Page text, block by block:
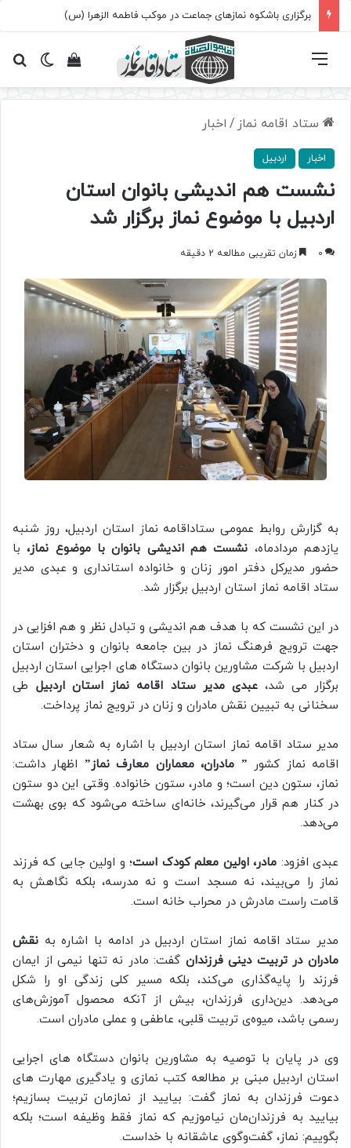
برگزاری باشکوه نمازهای جماعت در موکب فاطمه الزهرا (س)
تغییرمشاهده فهرست
ستاد اقامه نماز / اخبار
اخبار اردبیل
نشست هم اندیشی بانوان استان
اردبیل با موضوع نماز برگزار شد
0 زمان تقریبی مطالعه 2 دقیقه
به گزارش روابط عمومی ستاداقامه نماز استان اردبیل، روز شنبه
یازدهم مردادماه، نشست هم اندیشی بانوان با موضوع نماز،با
حضور مدیرکل دفتر امور زنان و خانواده استانداری و عبدی مدیر
ستاد اقامه نماز استان اردبیل برگزار شد.
در این نشست که با هدف هم اندیشی و تبادل نظر و هم افزایی در
جهت ترویج فرهنگ نماز در بین جامعه بانوان و دختران استان
اردبیل با شرکت مشاورین بانوان دستگاه های اجرایی استان اردبیل
برگزار می شد،عبدی مدیر ستاد اقامه نماز استان اردبیلطی
سخنانی به تبیین نقش مادران و زنان در ترویج نماز پرداخت.
مدیر ستاد اقامه نماز استان اردبیل با اشاره به شعار سال ستاد
اقامه نماز کشور ” مادران، معماران معارف نماز” اظهار داشت:
نماز، ستون دین است؛ و مادر، ستون خانواده. وقتی این دو ستون
در کنار هم قرار می‌گیرند، خانه‌ای ساخته می‌شود که بوی بهشت
می‌دهد.
عبدی افزود: مادر، اولین معلم کودک است؛ و اولین جایی که فرزند
نماز را می‌بیند، نه مسجد است و نه مدرسه، بلکه نگاهش به
قامت راست مادرش در محراب خانه است.
مدیر ستاد اقامه نماز استان اردبیل در ادامه با اشاره به نقش
مادران در تربیت دینی فرزندان گفت: مادر نه‌ تنها نیمی از ایمان
فرزند را پایه‌گذاری می‌کند، بلکه مسیر کلی زندگی او را شکل
می‌دهد. دین‌داری فرزندان، بیش از آنکه محصول آموزش‌های
رسمی باشد، میوه‌ی تربیت قلبی، عاطفی و عملی مادران است.
وی در پایان با توصیه به مشاورین بانوان دستگاه های اجرایی
استان اردبیل مبنی بر مطالعه کتب نمازی و یادگیری مهارت های
دعوت فرزندان به نماز گفت: بیایید از نمازمان تربیت بسازیم؛
بیایید به فرزندان‌مان نیاموزیم که نماز فقط وظیفه است؛ بلکه
بگوییم: نماز، گفت‌وگوی عاشقانه با خداست.